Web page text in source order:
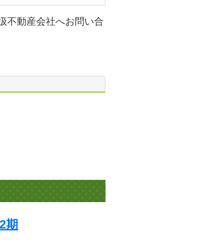
不動産会社へお問い合
期